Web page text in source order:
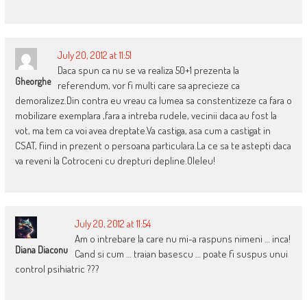
Gheorghe
July 20, 2012 at 11:51
Daca spun ca nu se va realiza 50+1 prezenta la
referendum, vor fi multi care sa aprecieze ca
demoralizez.Din contra eu vreau ca lumea sa constentizeze ca fara o
mobilizare exemplara ,fara a intreba rudele, vecinii daca au fost la
vot, ma tem ca voi avea dreptate.Va castiga, asa cum a castigat in
CSAT, fiind in prezent o persoana particulara.La ce sa te astepti daca
va reveni la Cotroceni cu drepturi depline.Oleleu!
Diana Diaconu
July 20, 2012 at 11:54
Am o intrebare la care nu mi-a raspuns nimeni … inca!
Cand si cum … traian basescu … poate fi suspus unui
control psihiatric ???